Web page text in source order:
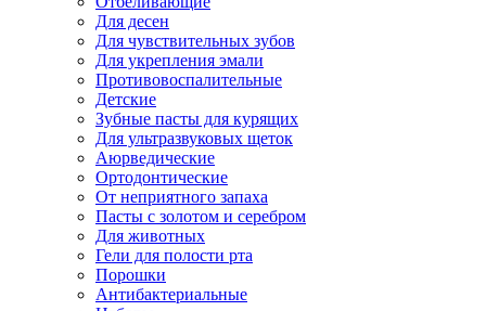
Для десен
Для чувствительных зубов
Для укрепления эмали
Противовоспалительные
Детские
Зубные пасты для курящих
Для ультразвуковых щеток
Аюрведические
Ортодонтические
От неприятного запаха
Пасты с золотом и серебром
Для животных
Гели для полости рта
Порошки
Антибактериальные